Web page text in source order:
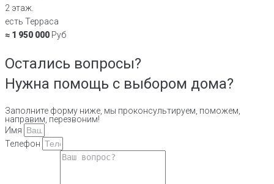
2 этаж.
есть Терраса
≈ 1 950 000 Руб
Остались вопросы?
Нужна помощь с выбором дома?
Заполните форму ниже, мы проконсультируем, поможем,
направим, перезвоним!
Имя
Телефон